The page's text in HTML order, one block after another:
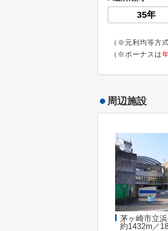
（※元利均等方
（※ボーナスは
周辺施設
茅ヶ崎市立
約1432m／